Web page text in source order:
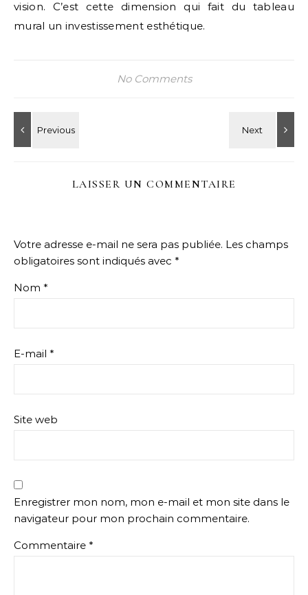
vision. C’est cette dimension qui fait du tableau
mural un investissement esthétique.
No Comments
LAISSER UN COMMENTAIRE
Votre adresse e-mail ne sera pas publiée. Les champs
obligatoires sont indiqués avec *
Nom *
E-mail *
Site web
Enregistrer mon nom, mon e-mail et mon site dans le
navigateur pour mon prochain commentaire.
Commentaire *